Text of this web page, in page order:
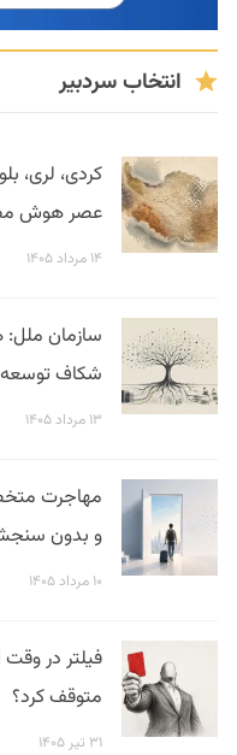
انتخاب سردبیر
کردی، لری،
عصر هوش
۱۴ مرداد ۱۴۰۵
سازمان
شکاف توسعه
۱۳ مرداد ۱۴۰۵
مهاجرت
و بدون
۱۰ مرداد ۱۴۰۵
متوقف کرد؟
۳۱ تیر ۱۴۰۵